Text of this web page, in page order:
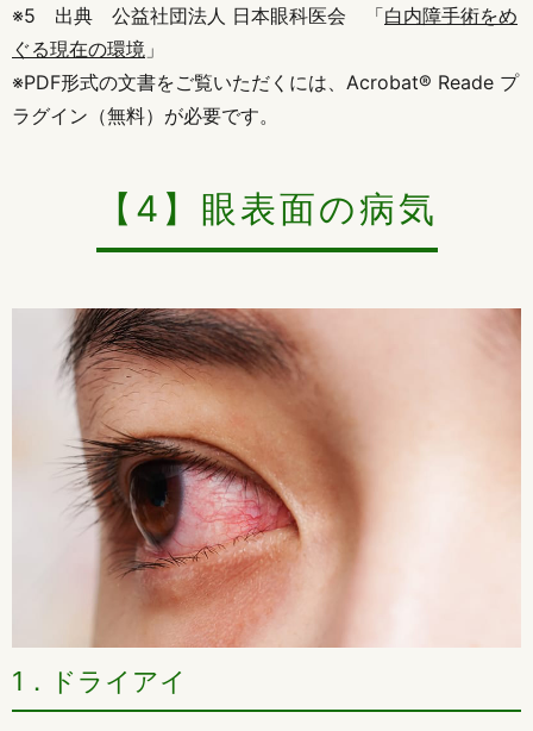
※5 出典 公益社団法人 日本眼科医会 「白内障手術をめ
ぐる現在の環境 」
※PDF形式の文書をご覧いただくには、Acrobat® Reade プ
ラグイン（無料）が必要です。
【4】眼表面の病気
1．ドライアイ